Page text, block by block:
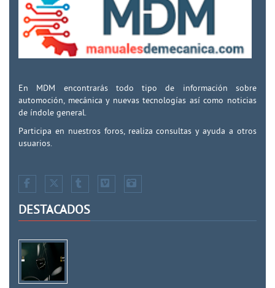
En MDM encontrarás todo tipo de información sobre
automoción, mecánica y nuevas tecnologías así como noticias
de índole general.
Participa en nuestros foros, realiza consultas y ayuda a otros
usuarios.
DESTACADOS